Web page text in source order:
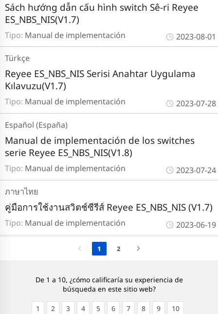
Tipo: Manual de implementación
Sách hướng dẫn cấu hình switch Sê-ri Reyee
ES_NBS_NIS(V1.7)
2023-08-01
Tipo: Manual de implementación
Reyee ES_NBS_NIS Serisi Anahtar Uygulama
Kılavuzu(V1.7)
Türkçe
2023-07-28
Tipo: Manual de implementación
Manual de implementación de los switches
serie Reyee ES_NBS_NIS(V1.8)
Español (España)
2023-07-24
Tipo: Manual de implementación
คู่มือการใช้งานสวิตช์ซีรีส์ Reyee ES_NBS_NIS (V1.7)
ภาษาไทย
2023-06-19
1 2
De 1 a 10, ¿cómo calificaría su experiencia de
búsqueda en este sitio web?
1 2 3 4 5 6 7 8 9
10